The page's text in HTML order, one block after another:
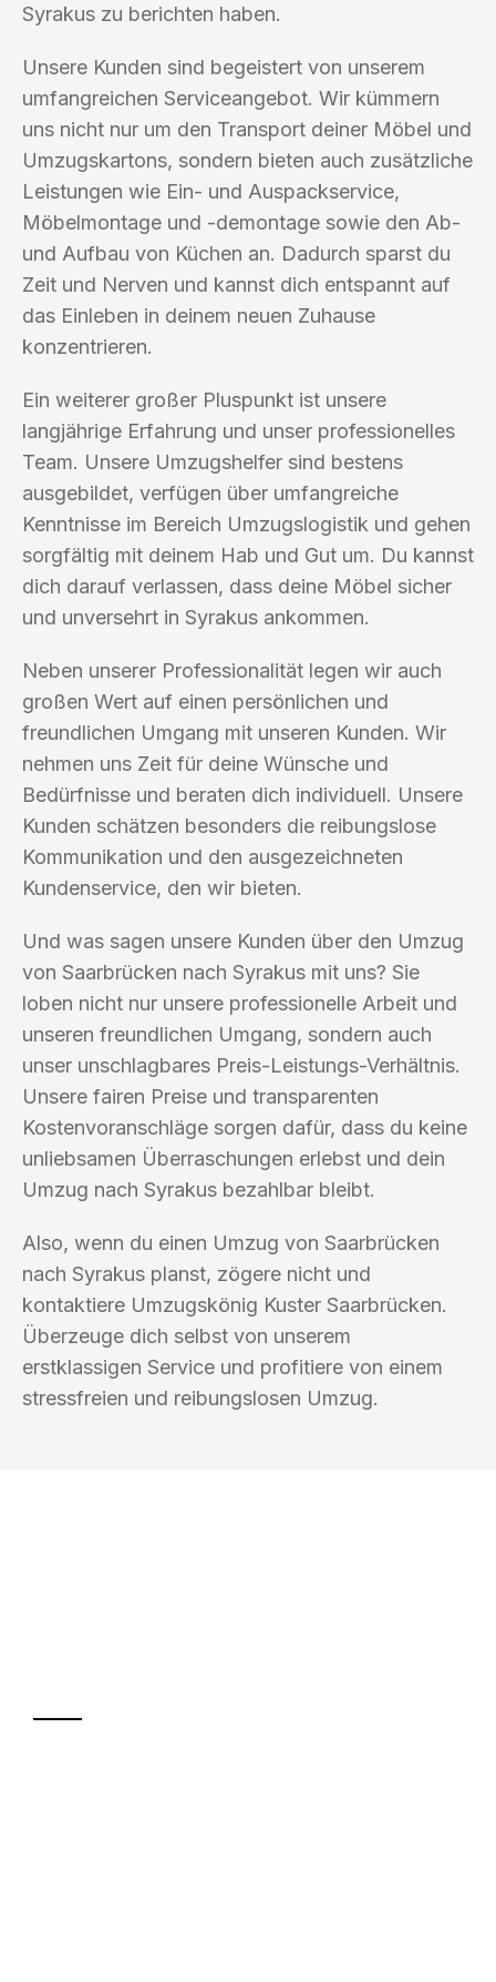
Syrakus zu berichten haben.
Unsere Kunden sind begeistert von unserem
umfangreichen Serviceangebot. Wir kümmern
uns nicht nur um den Transport deiner Möbel und
Umzugskartons, sondern bieten auch zusätzliche
Leistungen wie Ein- und Auspackservice,
Möbelmontage und -demontage sowie den Ab-
und Aufbau von Küchen an. Dadurch sparst du
Zeit und Nerven und kannst dich entspannt auf
das Einleben in deinem neuen Zuhause
konzentrieren.
Ein weiterer großer Pluspunkt ist unsere
langjährige Erfahrung und unser professionelles
Team. Unsere Umzugshelfer sind bestens
ausgebildet, verfügen über umfangreiche
Kenntnisse im Bereich Umzugslogistik und gehen
sorgfältig mit deinem Hab und Gut um. Du kannst
dich darauf verlassen, dass deine Möbel sicher
und unversehrt in Syrakus ankommen.
Neben unserer Professionalität legen wir auch
großen Wert auf einen persönlichen und
freundlichen Umgang mit unseren Kunden. Wir
nehmen uns Zeit für deine Wünsche und
Bedürfnisse und beraten dich individuell. Unsere
Kunden schätzen besonders die reibungslose
Kommunikation und den ausgezeichneten
Kundenservice, den wir bieten.
Und was sagen unsere Kunden über den Umzug
von Saarbrücken nach Syrakus mit uns? Sie
loben nicht nur unsere professionelle Arbeit und
unseren freundlichen Umgang, sondern auch
unser unschlagbares Preis-Leistungs-Verhältnis.
Unsere fairen Preise und transparenten
Kostenvoranschläge sorgen dafür, dass du keine
unliebsamen Überraschungen erlebst und dein
Umzug nach Syrakus bezahlbar bleibt.
Also, wenn du einen Umzug von Saarbrücken
nach Syrakus planst, zögere nicht und
kontaktiere Umzugskönig Kuster Saarbrücken.
Überzeuge dich selbst von unserem
erstklassigen Service und profitiere von einem
stressfreien und reibungslosen Umzug.